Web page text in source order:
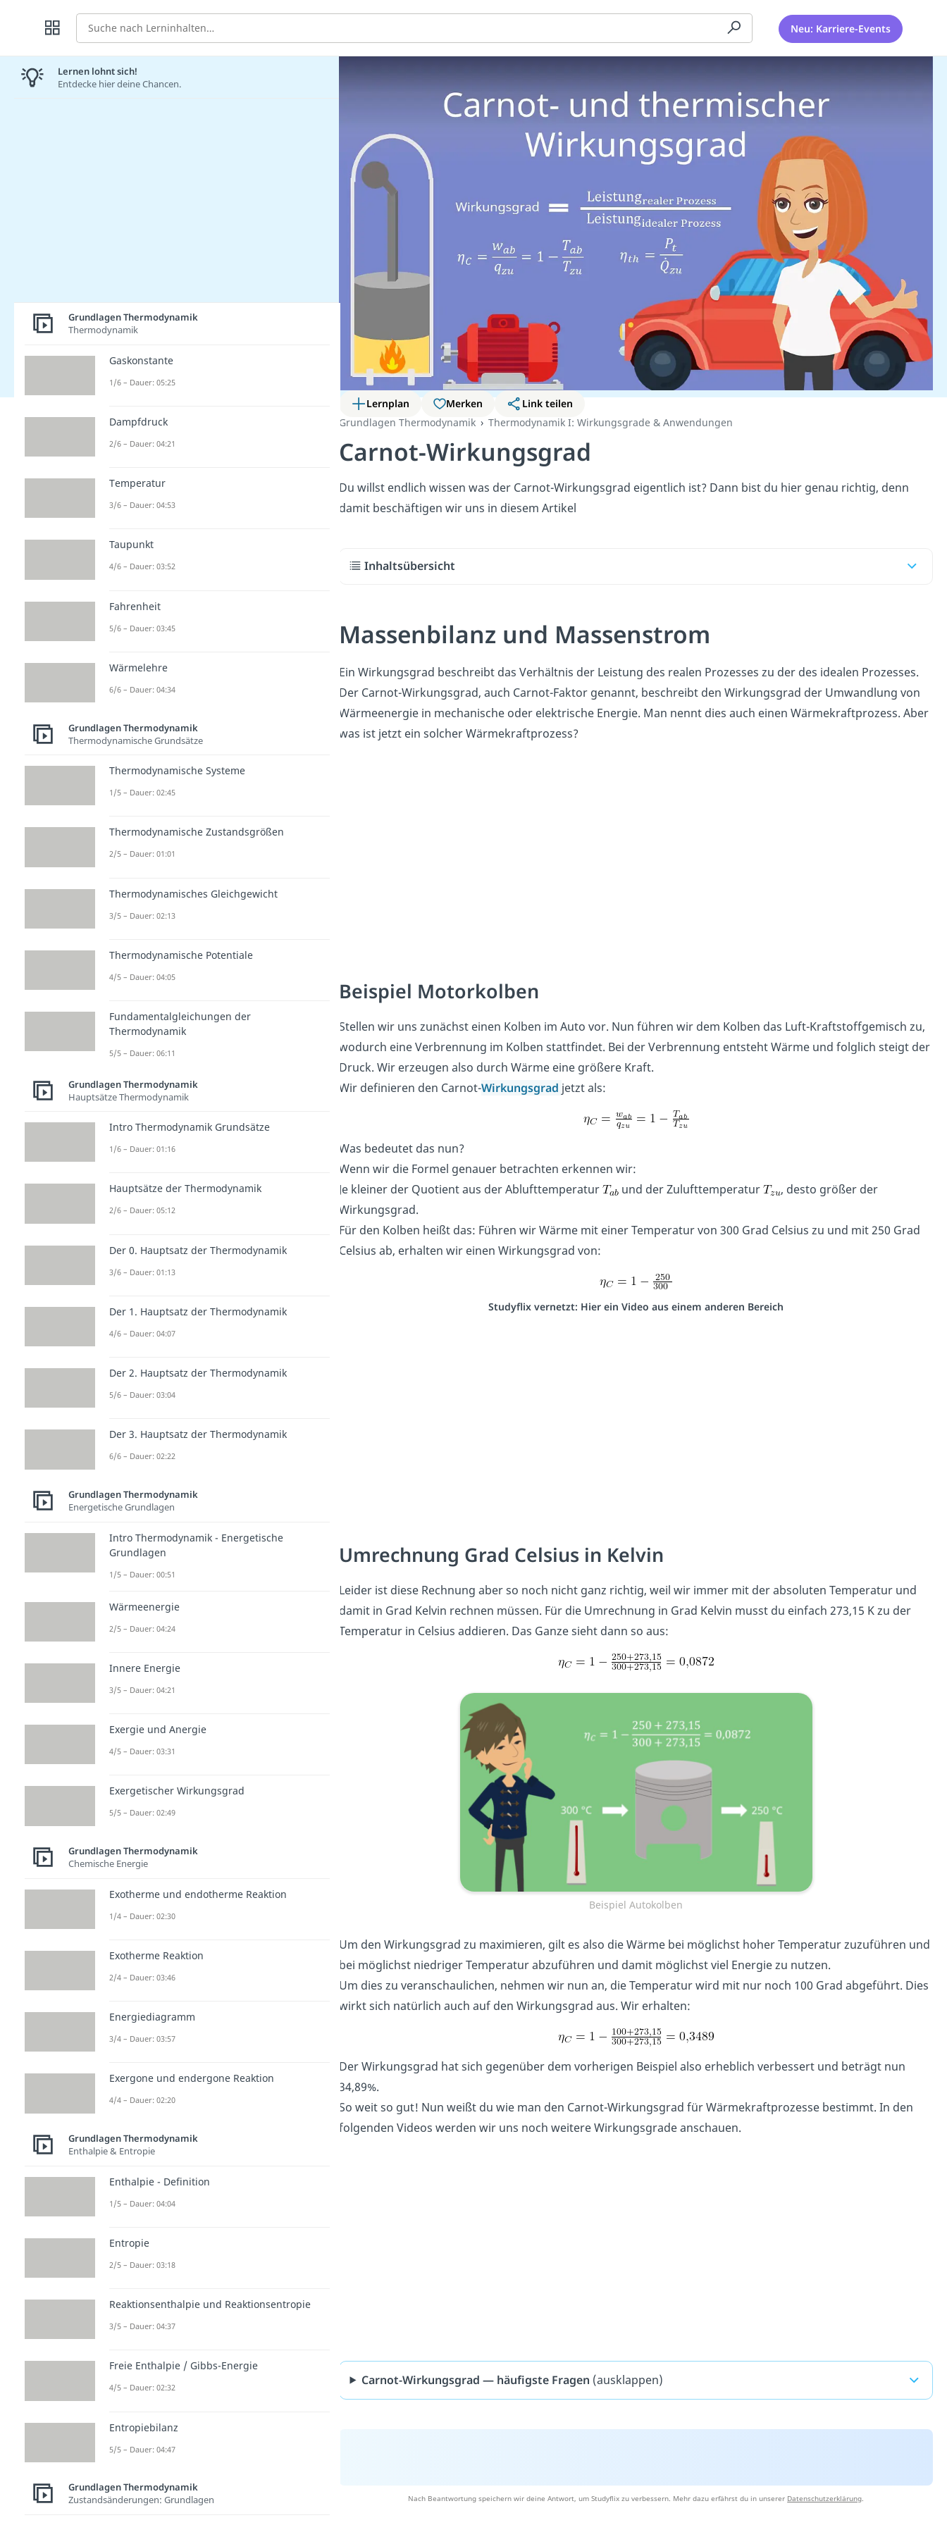
Suche Neu: Karriere-Events
Lernplan Merken
Link teilen
Grundlagen Thermodynamik
Thermodynamik I: Wirkungsgrade & Anwendungen
Carnot-Wirkungsgrad
Du willst endlich wissen was der Carnot-Wirkungsgrad eigentlich ist? Dann bist du hier genau richtig, denn
damit beschäftigen wir uns in diesem Artikel
Inhaltsübersicht
Massenbilanz und Massenstrom
Ein Wirkungsgrad beschreibt das Verhältnis der Leistung des realen Prozesses zu der des idealen Prozesses.
Der Carnot-Wirkungsgrad, auch Carnot-Faktor genannt, beschreibt den Wirkungsgrad der Umwandlung von
Wärmeenergie in mechanische oder elektrische Energie. Man nennt dies auch einen Wärmekraftprozess. Aber
was ist jetzt ein solcher Wärmekraftprozess?
Beispiel Motorkolben
Stellen wir uns zunächst einen Kolben im Auto vor. Nun führen wir dem Kolben das Luft-Kraftstoffgemisch zu,
wodurch eine Verbrennung im Kolben stattfindet. Bei der Verbrennung entsteht Wärme und folglich steigt der
Druck. Wir erzeugen also durch Wärme eine größere Kraft.
Wir definieren den Carnot-Wirkungsgrad jetzt als:
Was bedeutet das nun?
Wenn wir die Formel genauer betrachten erkennen wir:
Je kleiner der Quotient aus der Ablufttemperatur
und der Zulufttemperatur
, desto größer der
Wirkungsgrad.
Für den Kolben heißt das: Führen wir Wärme mit einer Temperatur von 300 Grad Celsius zu und mit 250 Grad
Celsius ab, erhalten wir einen Wirkungsgrad von:
Studyflix vernetzt: Hier ein Video aus einem anderen Bereich
Umrechnung Grad Celsius in Kelvin
Leider ist diese Rechnung aber so noch nicht ganz richtig, weil wir immer mit der absoluten Temperatur und
damit in Grad Kelvin rechnen müssen. Für die Umrechnung in Grad Kelvin musst du einfach 273,15 K zu der
Temperatur in Celsius addieren. Das Ganze sieht dann so aus:
Beispiel Autokolben
Um den Wirkungsgrad zu maximieren, gilt es also die Wärme bei möglichst hoher Temperatur zuzuführen und
bei möglichst niedriger Temperatur abzuführen und damit möglichst viel Energie zu nutzen.
Um dies zu veranschaulichen, nehmen wir nun an, die Temperatur wird mit nur noch 100 Grad abgeführt. Dies
wirkt sich natürlich auch auf den Wirkungsgrad aus. Wir erhalten:
Der Wirkungsgrad hat sich gegenüber dem vorherigen Beispiel also erheblich verbessert und beträgt nun
34,89%.
So weit so gut! Nun weißt du wie man den Carnot-Wirkungsgrad für Wärmekraftprozesse bestimmt. In den
folgenden Videos werden wir uns noch weitere Wirkungsgrade anschauen.
Carnot-Wirkungsgrad — häufigste Fragen (ausklappen)
Nach Beantwortung speichern wir deine Antwort, um Studyflix zu verbessern. Mehr dazu erfährst du in unserer Datenschutzerklärung.
Lernen lohnt sich!
Entdecke hier deine Chancen.
Grundlagen Thermodynamik
Thermodynamik
Gaskonstante
1/6 – Dauer: 05:25
Dampfdruck
2/6 – Dauer: 04:21
Temperatur
3/6 – Dauer: 04:53
Taupunkt
4/6 – Dauer: 03:52
Fahrenheit
5/6 – Dauer: 03:45
Wärmelehre
6/6 – Dauer: 04:34
Grundlagen Thermodynamik
Thermodynamische Grundsätze
Thermodynamische Systeme
1/5 – Dauer: 02:45
Thermodynamische Zustandsgrößen
2/5 – Dauer: 01:01
Thermodynamisches Gleichgewicht
3/5 – Dauer: 02:13
Thermodynamische Potentiale
4/5 – Dauer: 04:05
Fundamentalgleichungen der
Thermodynamik
5/5 – Dauer: 06:11
Grundlagen Thermodynamik
Hauptsätze Thermodynamik
Intro Thermodynamik Grundsätze
1/6 – Dauer: 01:16
Hauptsätze der Thermodynamik
2/6 – Dauer: 05:12
Der 0. Hauptsatz der Thermodynamik
3/6 – Dauer: 01:13
Der 1. Hauptsatz der Thermodynamik
4/6 – Dauer: 04:07
Der 2. Hauptsatz der Thermodynamik
5/6 – Dauer: 03:04
Der 3. Hauptsatz der Thermodynamik
6/6 – Dauer: 02:22
Grundlagen Thermodynamik
Energetische Grundlagen
Intro Thermodynamik - Energetische
Grundlagen
1/5 – Dauer: 00:51
Wärmeenergie
2/5 – Dauer: 04:24
Innere Energie
3/5 – Dauer: 04:21
Exergie und Anergie
4/5 – Dauer: 03:31
Exergetischer Wirkungsgrad
5/5 – Dauer: 02:49
Grundlagen Thermodynamik
Chemische Energie
Exotherme und endotherme Reaktion
1/4 – Dauer: 02:30
Exotherme Reaktion
2/4 – Dauer: 03:46
Energiediagramm
3/4 – Dauer: 03:57
Exergone und endergone Reaktion
4/4 – Dauer: 02:20
Grundlagen Thermodynamik
Enthalpie & Entropie
Enthalpie - Definition
1/5 – Dauer: 04:04
Entropie
2/5 – Dauer: 03:18
Reaktionsenthalpie und Reaktionsentropie
3/5 – Dauer: 04:37
Freie Enthalpie / Gibbs-Energie
4/5 – Dauer: 02:32
Entropiebilanz
5/5 – Dauer: 04:47
Grundlagen Thermodynamik
Zustandsänderungen: Grundlagen